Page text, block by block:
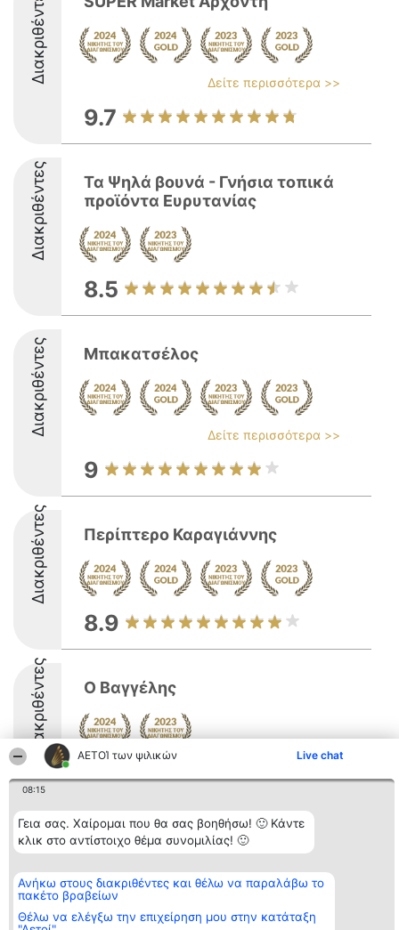
ΑΕΤΟΊ των ψιλικών Live chat
08:15
Γεια σας. Χαίρομαι που θα σας βοηθήσω! 🙂 Κάντε
κλικ στο αντίστοιχο θέμα συνομιλίας! 🙂
Ανήκω στους διακριθέντες και θέλω να παραλάβω το
πακέτο βραβείων
Θέλω να ελέγξω την επιχείρηση μου στην κατάταξη
Διακριθέντες Δείτε περισσότερα >>
9.7
Διακριθέντες
Τα Ψηλά βουνά - Γνήσια τοπικά
προϊόντα Ευρυτανίας
8.5
Διακριθέντες Μπακατσέλος
Δείτε περισσότερα >>
9
Διακριθέντες Περίπτερο Καραγιάννης
8.9
Διακριθέντες Ο Βαγγέλης
8.5
Διοργανωτής της
κατάταξης
Μονοπρόσωπη ΙΚΕ
ΤΗΛ. ΕΠΙΚΟΙΝΩΝΙΑΣ:
2104128019
email:
Κατάταξη
Διακριθέντες
διακριθέντων
Όροι &
Επικοινωνία